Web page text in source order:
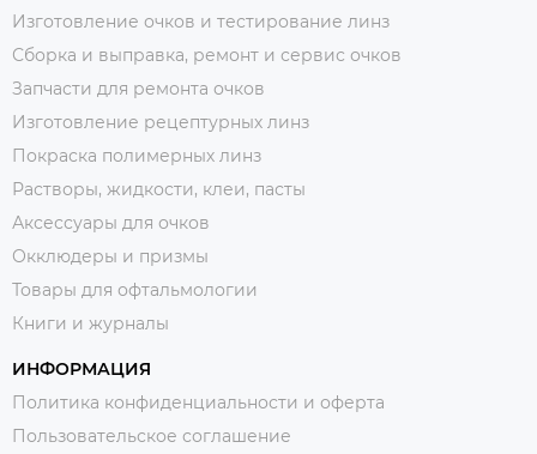
Изготовление очков и тестирование линз
Сборка и выправка, ремонт и сервис очков
Запчасти для ремонта очков
Изготовление рецептурных линз
Покраска полимерных линз
Растворы, жидкости, клеи, пасты
Аксессуары для очков
Окклюдеры и призмы
Товары для офтальмологии
Книги и журналы
ИНФОРМАЦИЯ
Политика конфиденциальности и оферта
Пользовательское соглашение